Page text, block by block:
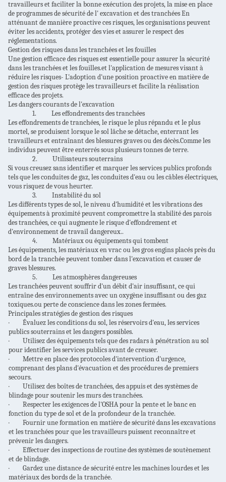
travailleurs et faciliter la bonne exécution des projets, la mise en place
de programmes de sécurité de l' excavation et des tranchéesEn
atténuant de manière proactive ces risques, les organisations peuvent
éviter les accidents, protéger des vies et assurer le respect des
réglementations.
Gestion des risques dans les tranchées et les fouilles
Une gestion efficace des risques est essentielle pour assurer la sécurité
dans les tranchées et les fouilles.et l'application de mesures visant à
réduire les risques- L'adoption d'une position proactive en matière de
gestion des risques protège les travailleurs et facilite la réalisation
efficace des projets.
Les dangers courants de l'excavation
1.
Les effondrements des tranchées
Les effondrements de tranchées, le risque le plus répandu et le plus
mortel, se produisent lorsque le sol lâche se détache, enterrant les
travailleurs et entraînant des blessures graves ou des décès.Comme les
individus peuvent être enterrés sous plusieurs tonnes de terre.
2.
Utilisateurs souterrains
Si vous creusez sans identifier et marquer les services publics profonds
tels que les conduites de gaz, les conduites d'eau ou les câbles électriques,
vous risquez de vous heurter.
3.
Instabilité du sol
Les différents types de sol, le niveau d'humidité et les vibrations des
équipements à proximité peuvent compromettre la stabilité des parois
des tranchées, ce qui augmente le risque d'effondrement et
d'environnement de travail dangereux..
4.
Matériaux ou équipements qui tombent
Les équipements, les matériaux en vrac ou les gros engins placés près du
bord de la tranchée peuvent tomber dans l'excavation et causer de
graves blessures.
5.
Les atmosphères dangereuses
Les tranchées peuvent souffrir d'un débit d'air insuffisant, ce qui
entraîne des environnements avec un oxygène insuffisant ou des gaz
toxiques.ou perte de conscience dans les zones fermées.
Principales stratégies de gestion des risques
·
Évaluez les conditions du sol, les réservoirs d'eau, les services
publics souterrains et les dangers possibles.
·
Utilisez des équipements tels que des radars à pénétration au sol
pour identifier les services publics avant de creuser.
·
Mettre en place des protocoles d'intervention d'urgence,
comprenant des plans d'évacuation et des procédures de premiers
secours.
·
Utilisez des boîtes de tranchées, des appuis et des systèmes de
blindage pour soutenir les murs des tranchées.
·
Respecter les exigences de l'OSHA pour la pente et le banc en
fonction du type de sol et de la profondeur de la tranchée.
·
Fournir une formation en matière de sécurité dans les excavations
et les tranchées pour que les travailleurs puissent reconnaître et
prévenir les dangers.
·
Effectuer des inspections de routine des systèmes de soutènement
et de blindage.
·
Gardez une distance de sécurité entre les machines lourdes et les
matériaux des bords de la tranchée.